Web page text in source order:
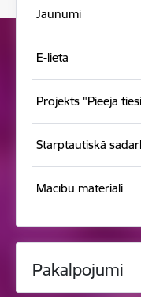
Jaunumi
E-lieta
Projekts "Pieeja
Starptautiskā
Mācību materiāli
Pakalpojumi